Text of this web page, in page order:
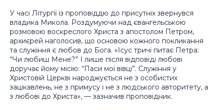
У часі Літургії із проповіддю до присутніх звернувся
владика Микола. Роздумуючи над євангельською
розмовою воскреслого Христа з апостолом Петром,
архиєрей наголосив, що основою кожного покликання
та служіння є любов до Бога. «Ісус тричі питає Петра:
“Чи любиш Мене?” І лише після відповіді любові
доручає йому місію: “Паси мої вівці”. Служіння у
Христовій Церкві народжується не з особистих
зацікавлень, не з примусу і не з людського авторитету, а
з любові до Христа», — зазначив проповідник.